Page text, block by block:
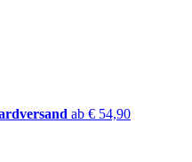
ab € 54,90